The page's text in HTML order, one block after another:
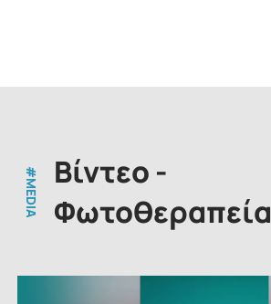
#MEDIA Βίντεο -
Φωτοθεραπεία